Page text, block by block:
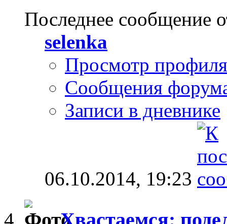
Последнее сообщение
selenka
Просмотр профиля
Сообщения
Записи в дневнике
06.10.2014, 19:23